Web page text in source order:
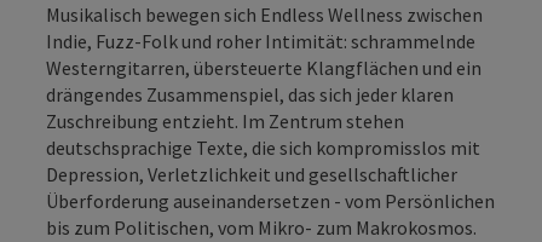
Musikalisch bewegen sich Endless Wellness zwischen
Indie, Fuzz-Folk und roher Intimität: schrammelnde
Westerngitarren, übersteuerte Klangflächen und ein
drängendes Zusammenspiel, das sich jeder klaren
Zuschreibung entzieht. Im Zentrum stehen
deutschsprachige Texte, die sich kompromisslos mit
Depression, Verletzlichkeit und gesellschaftlicher
Überforderung auseinandersetzen - vom Persönlichen
bis zum Politischen, vom Mikro- zum Makrokosmos.